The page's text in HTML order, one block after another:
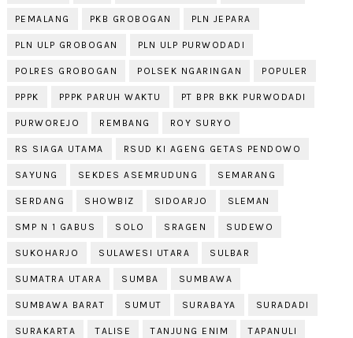
PEMALANG PKB GROBOGAN PLN JEPARA
PLN ULP GROBOGAN PLN ULP PURWODADI
POLRES GROBOGAN POLSEK NGARINGAN POPULER
PPPK PPPK PARUH WAKTU PT BPR BKK PURWODADI
PURWOREJO REMBANG ROY SURYO
RS SIAGA UTAMA RSUD KI AGENG GETAS PENDOWO
SAYUNG SEKDES ASEMRUDUNG SEMARANG
SERDANG SHOWBIZ SIDOARJO SLEMAN
SMP N 1 GABUS SOLO SRAGEN SUDEWO
SUKOHARJO SULAWESI UTARA SULBAR
SUMATRA UTARA SUMBA SUMBAWA
SUMBAWA BARAT SUMUT SURABAYA SURADADI
SURAKARTA TALISE TANJUNG ENIM TAPANULI